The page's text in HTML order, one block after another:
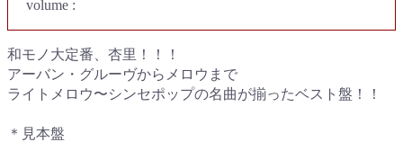
volume :
和モノ大定番、杏里！！！
アーバン・グルーヴからメロウまで
ライトメロウ〜シンセポップの名曲が揃ったベスト盤！！
＊見本盤